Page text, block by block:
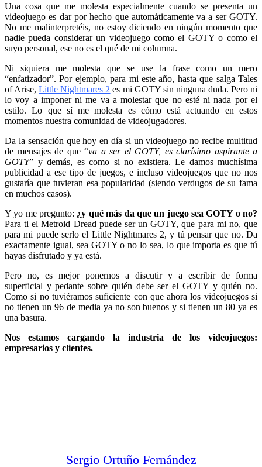
Una cosa que me molesta especialmente cuando se presenta un
videojuego es dar por hecho que automáticamente va a ser GOTY.
No me malinterpretéis, no estoy diciendo en ningún momento que
nadie pueda considerar un videojuego como el GOTY o como el
suyo personal, ese no es el qué de mi columna.
Ni siquiera me molesta que se use la frase como un mero
“enfatizador”. Por ejemplo, para mi este año, hasta que salga Tales
of Arise,Little Nightmares 2 es mi GOTY sin ninguna duda. Pero ni
lo voy a imponer ni me va a molestar que no esté ni nada por el
estilo. Lo que sí me molesta es cómo está actuando en estos
momentos nuestra comunidad de videojugadores.
Da la sensación que hoy en día si un videojuego no recibe multitud
de mensajes de que “va a ser el GOTY, es clarísimo aspirante a
GOTY” y demás, es como si no existiera. Le damos muchísima
publicidad a ese tipo de juegos, e incluso videojuegos que no nos
gustaría que tuvieran esa popularidad (siendo verdugos de su fama
en muchos casos).
Y yo me pregunto: ¿y qué más da que un juego sea GOTY o no?
Para ti el Metroid Dread puede ser un GOTY, que para mi no, que
para mi puede serlo el Little Nightmares 2, y tú pensar que no. Da
exactamente igual, sea GOTY o no lo sea, lo que importa es que tú
hayas disfrutado y ya está.
Pero no, es mejor ponernos a discutir y a escribir de forma
superficial y pedante sobre quién debe ser el GOTY y quién no.
Como si no tuviéramos suficiente con que ahora los videojuegos si
no tienen un 96 de media ya no son buenos y si tienen un 80 ya es
una basura.
Nos estamos cargando la industria de los videojuegos:
empresarios y clientes.
Sergio Ortuño Fernández